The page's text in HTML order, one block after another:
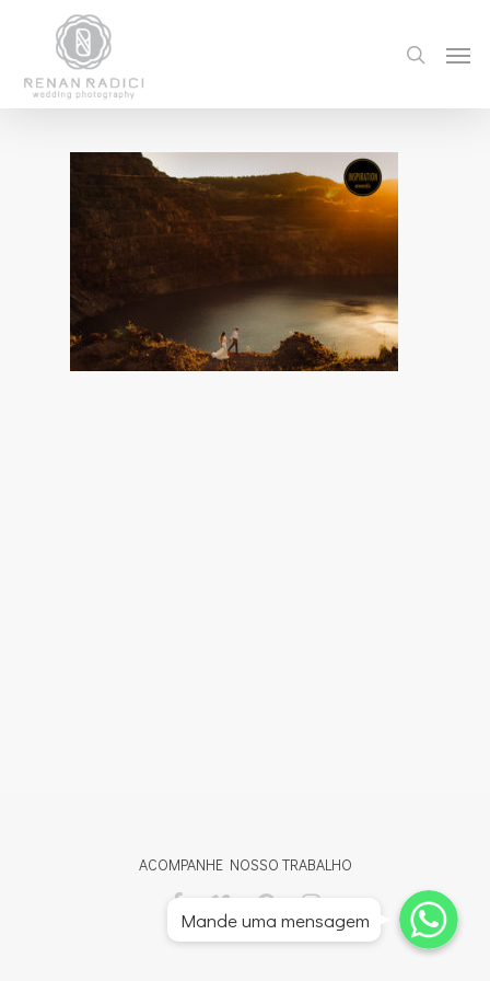
ACOMPANHE NOSSO TRABALHO
Whatsapp
Whatsapp
Whatsapp
Mande uma mensagem